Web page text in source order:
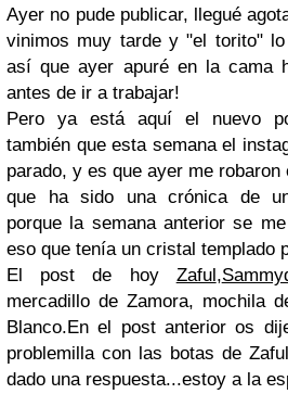
Ayer no pude publicar, llegué
vinimos muy tarde y "el torito"
así que ayer apuré en la cama
antes de ir a trabajar!
Pero ya está aquí el nuevo
también que esta semana el
parado, y es que ayer me
que ha sido una crónica de
porque la semana anterior se
eso que tenía un cristal templado
El post de hoy Zaful,
mercadillo de Zamora, mochila
Blanco.En el post anterior os
problemilla con las botas de
dado una respuesta...estoy a la